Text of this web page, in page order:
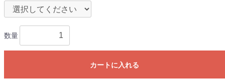
数量
カートに入れる